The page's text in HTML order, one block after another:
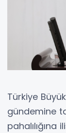
Türkiye
gündemine
pahalılığına